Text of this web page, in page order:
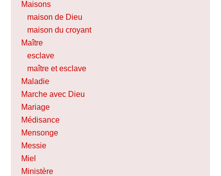
Maisons
maison de Dieu
maison du croyant
Maître
esclave
maître et esclave
Maladie
Marche avec Dieu
Mariage
Médisance
Mensonge
Messie
Miel
Ministère